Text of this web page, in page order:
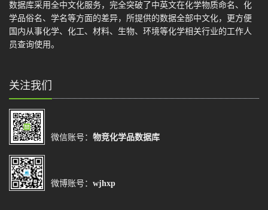
数据库采用全中文化服务，完全突破了中英文在化学物质命名、化
学品俗名、学名等方面的差异，所提供的数据全部中文化，更方便
国内从事化学、化工、材料、生物、环境等化学相关行业的工作人
员查询使用。
关注我们
微信账号： 物竞化学品数据库
微博账号： wjhxp